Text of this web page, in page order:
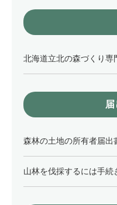
北海道立北の森づくり専
森林の土地の所有者届出
山林を伐採するには手続